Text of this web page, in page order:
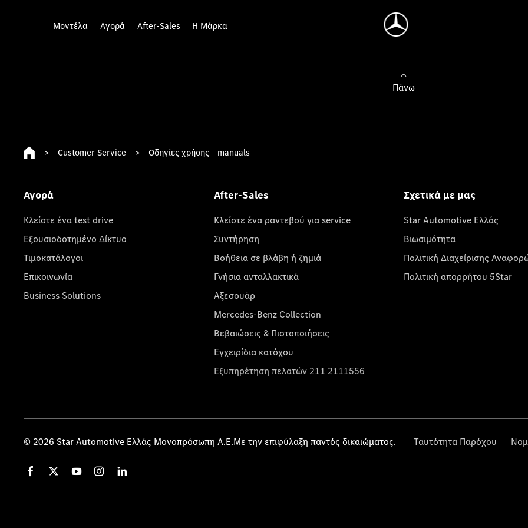
Μοντέλα Αγορά After-Sales Η Μάρκα
Πάνω
> Customer Service > Οδηγίες χρήσης - manuals
Αγορά
Κλείστε ένα test drive
Εξουσιοδοτημένο Δίκτυο
Τιμοκατάλογοι
Επικοινωνία
Business Solutions
After-Sales
Κλείστε ένα ραντεβού για service
Συντήρηση
Βοήθεια σε βλάβη ή ζημιά
Γνήσια ανταλλακτικά
Αξεσουάρ
Mercedes-Benz Collection
Βεβαιώσεις & Πιστοποιήσεις
Εγχειρίδια κατόχου
Εξυπηρέτηση πελατών 211 2111556
Σχετικά με μας
Star Automotive Ελλάς
Βιωσιμότητα
Πολιτική Διαχείρισης
Πολιτική απορρήτου 5Star
© 2026 Star Automotive Ελλάς Μονοπρόσωπη Α.Ε.Με την επιφύλαξη παντός δικαιώματος. Ταυτότητα Παρόχου